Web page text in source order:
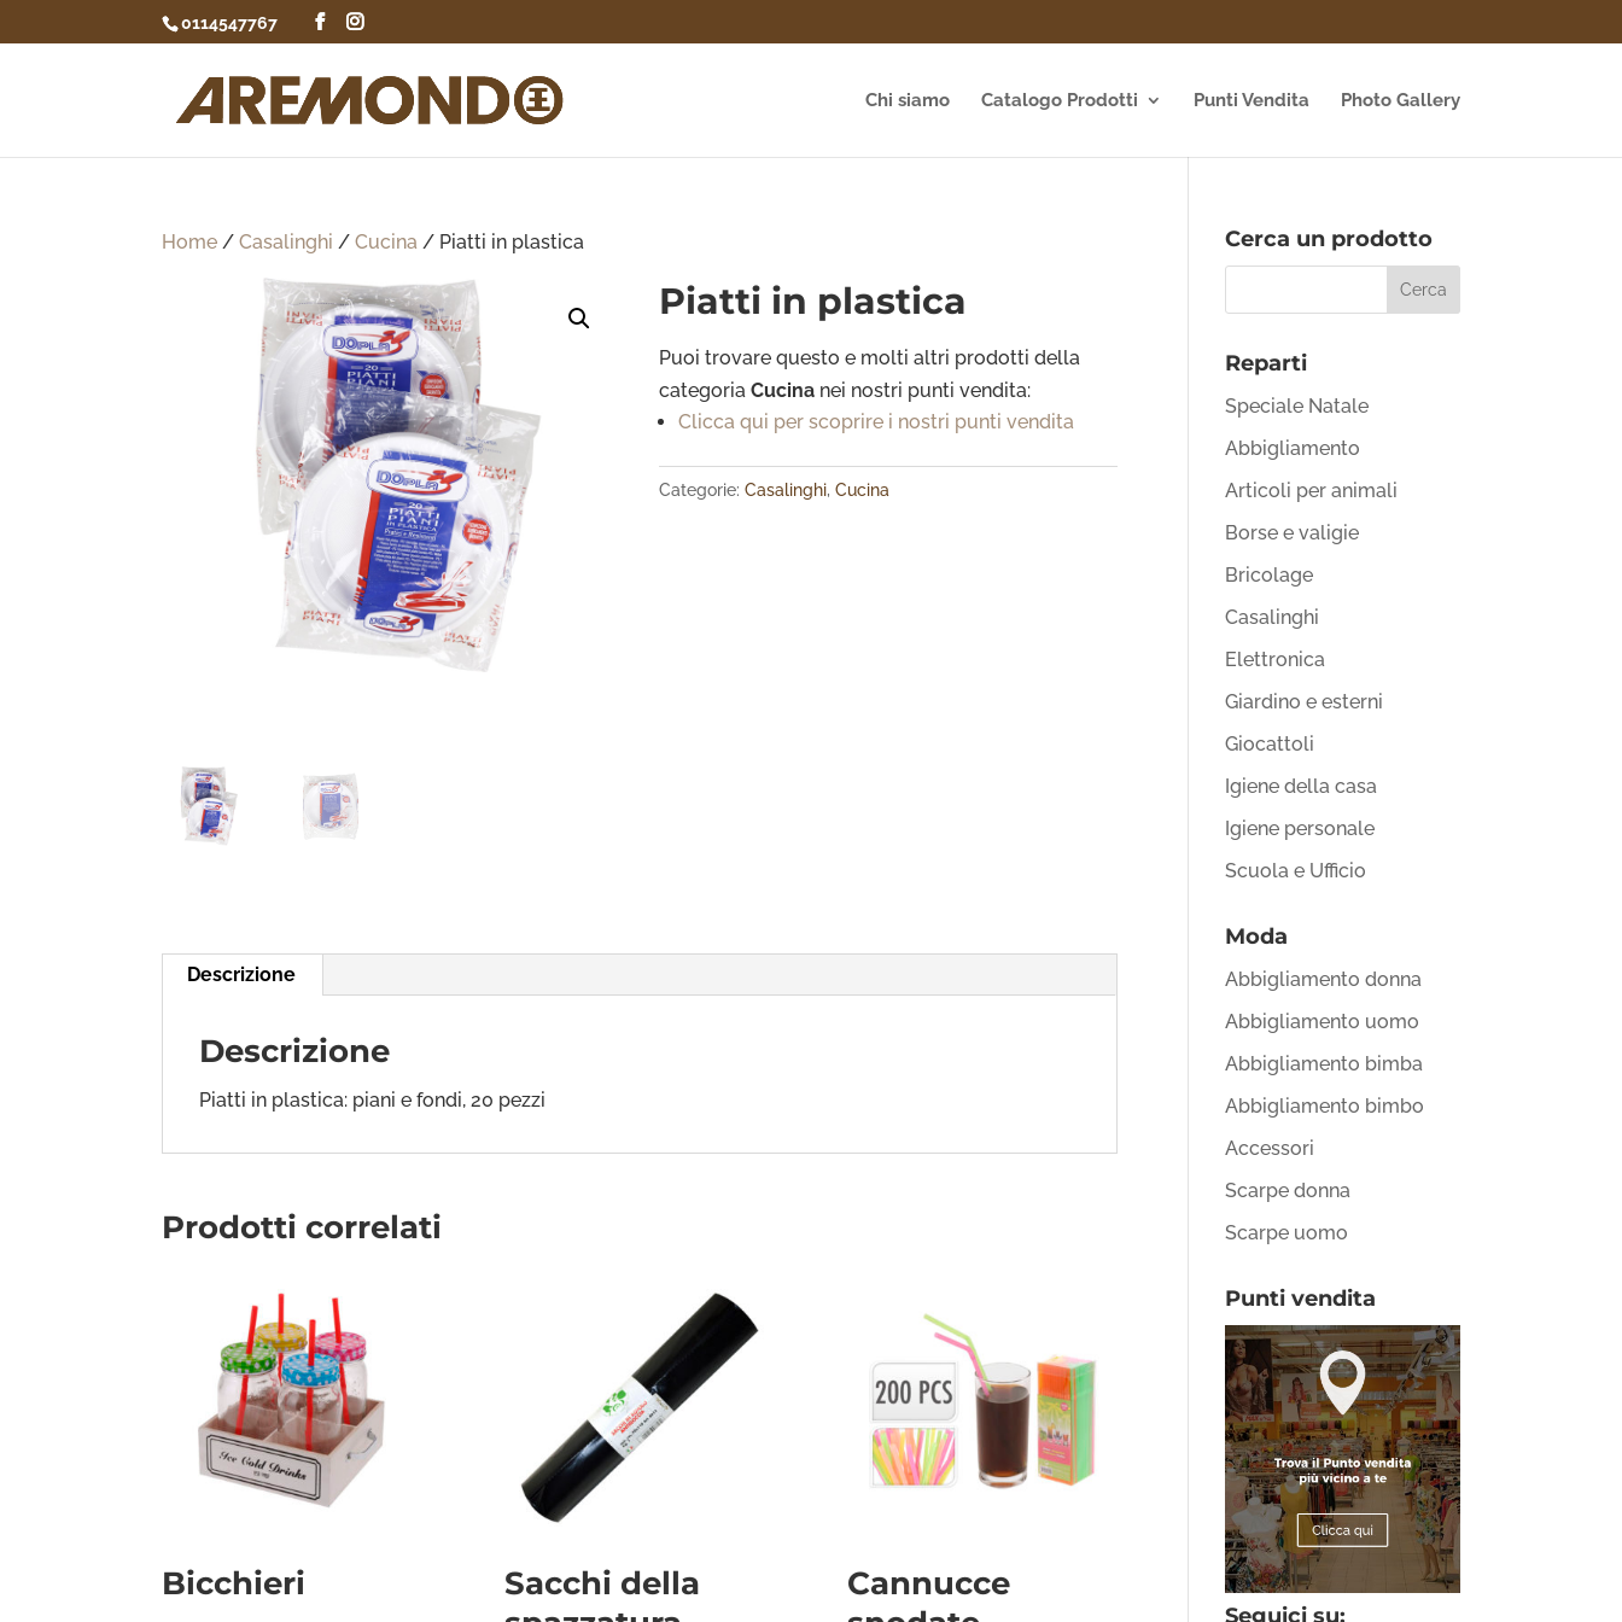
0114547767
Chi siamo Catalogo Prodotti Punti Vendita Photo Gallery
Home /Casalinghi /Cucina / Piatti in plastica
Piatti in plastica
Puoi trovare questo e molti altri prodotti della
categoriaCucina nei nostri punti vendita:
Clicca qui per scoprire i nostri punti vendita
Categorie:Casalinghi,Cucina
Descrizione
Descrizione
Piatti in plastica: piani e fondi, 20 pezzi
Prodotti correlati
Bicchieri
Sacchi della
Cannucce
Cerca un prodotto
Reparti
Speciale Natale
Abbigliamento
Articoli per animali
Borse e valigie
Bricolage
Casalinghi
Elettronica
Giardino e esterni
Giocattoli
Igiene della casa
Igiene personale
Scuola e Ufficio
Moda
Abbigliamento donna
Abbigliamento uomo
Abbigliamento bimba
Abbigliamento bimbo
Accessori
Scarpe donna
Scarpe uomo
Punti vendita
Seguici su: